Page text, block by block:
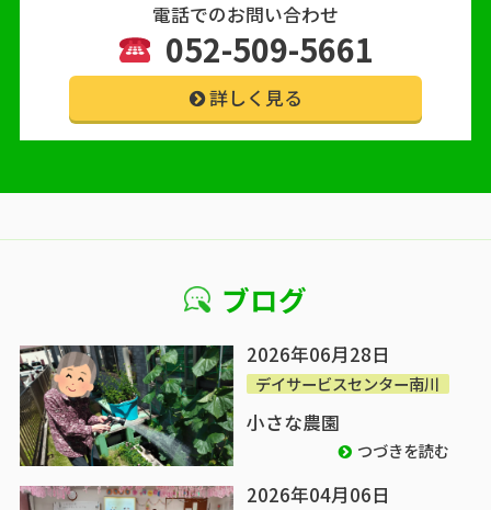
電話でのお問い合わせ
052-509-5661
詳しく見る
ブログ
2026年06月28日
デイサービスセンター南川
小さな農園
つづきを読む
2026年04月06日